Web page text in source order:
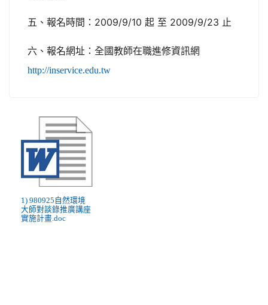
五、報名時間：2009/9/10 起 至 2009/9/23 止
六、報名網址：全國教師在職進修資訊網
http://inservice.edu.tw
1) 980925自然環境
大師對談錄推廣講座
實施計畫.doc